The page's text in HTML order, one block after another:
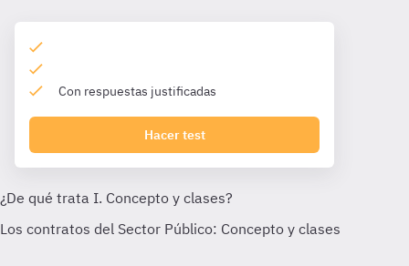
Con respuestas justificadas
Hacer test